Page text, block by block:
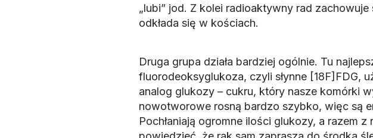
„lubi” jod. Z kolei radioaktywny rad
odkłada się w kościach.
Druga grupa działa bardziej ogólnie. Tu
fluorodeoksyglukoza, czyli słynne [18F]FDG,
analog glukozy – cukru, który nasze komórki
nowotworowe rosną bardzo szybko, więc są
Pochłaniają ogromne ilości glukozy, a razem